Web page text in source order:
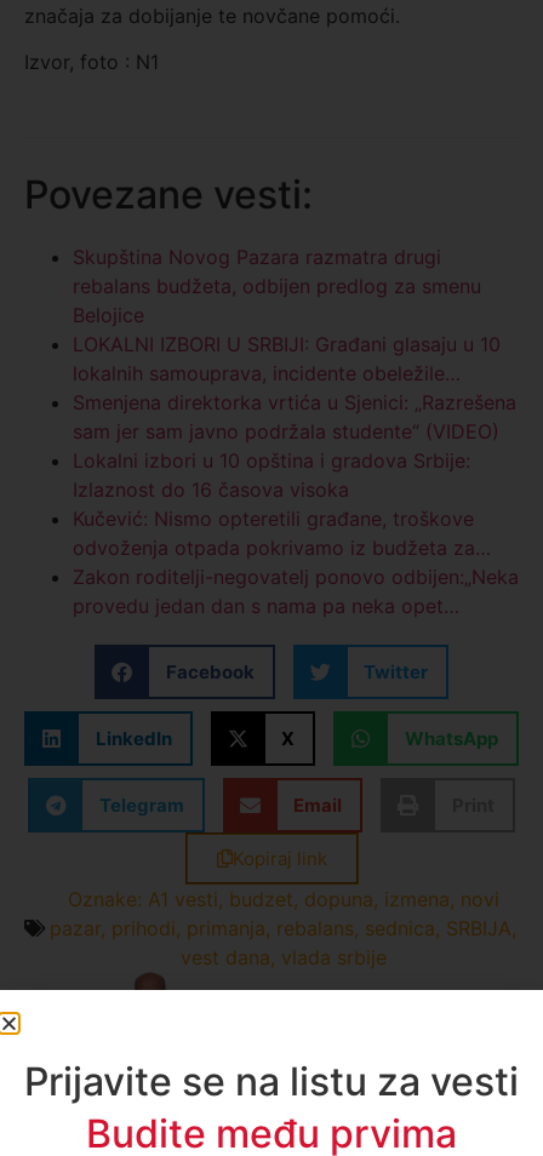
značaja za dobijanje te novčane pomoći.
Izvor, foto : N1
Povezane vesti:
Skupština Novog Pazara razmatra drugi
rebalans budžeta, odbijen predlog za smenu
Belojice
LOKALNI IZBORI U SRBIJI: Građani glasaju u 10
lokalnih samouprava, incidente obeležile…
Smenjena direktorka vrtića u Sjenici: „Razrešena
sam jer sam javno podržala studente“ (VIDEO)
Lokalni izbori u 10 opština i gradova Srbije:
Izlaznost do 16 časova visoka
Kučević: Nismo opteretili građane, troškove
odvoženja otpada pokrivamo iz budžeta za…
Zakon roditelji-negovatelj ponovo odbijen:„Neka
provedu jedan dan s nama pa neka opet…
Facebook Twitter
LinkedIn X WhatsApp
Telegram Email
Kopiraj link
Oznake: A1 vesti, budzet, dopuna, izmena, novi
pazar, prihodi, primanja, rebalans, sednica, SRBIJA,
vest dana, vlada srbije
Sve vesti
Prijavite se na listu za vesti